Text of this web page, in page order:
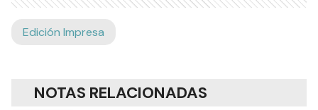
Edición Impresa
NOTAS RELACIONADAS